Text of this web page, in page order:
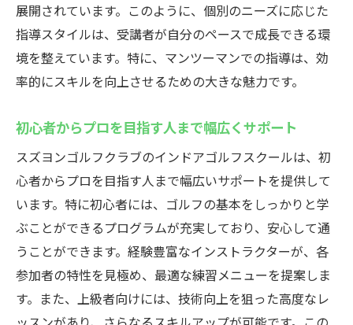
展開されています。このように、個別のニーズに応じた
指導スタイルは、受講者が自分のペースで成長できる環
境を整えています。特に、マンツーマンでの指導は、効
率的にスキルを向上させるための大きな魅力です。
初心者からプロを目指す人まで幅広くサポート
スズヨンゴルフクラブのインドアゴルフスクールは、初
心者からプロを目指す人まで幅広いサポートを提供して
います。特に初心者には、ゴルフの基本をしっかりと学
ぶことができるプログラムが充実しており、安心して通
うことができます。経験豊富なインストラクターが、各
参加者の特性を見極め、最適な練習メニューを提案しま
す。また、上級者向けには、技術向上を狙った高度なレ